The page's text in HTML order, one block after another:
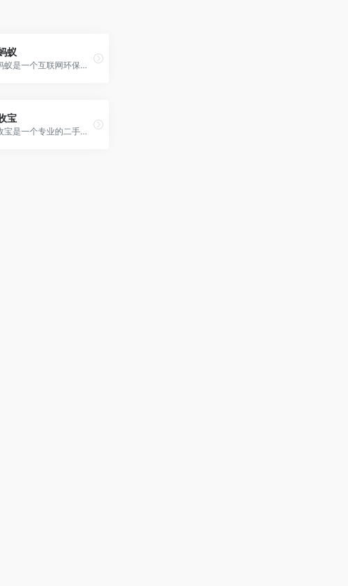
蚁
飞蚂蚁是一个互联网环保回收平台
宝
回收宝是一个专业的二手手机数码回收平台，提供手机、平板、笔记本等数码产品的回收服务。